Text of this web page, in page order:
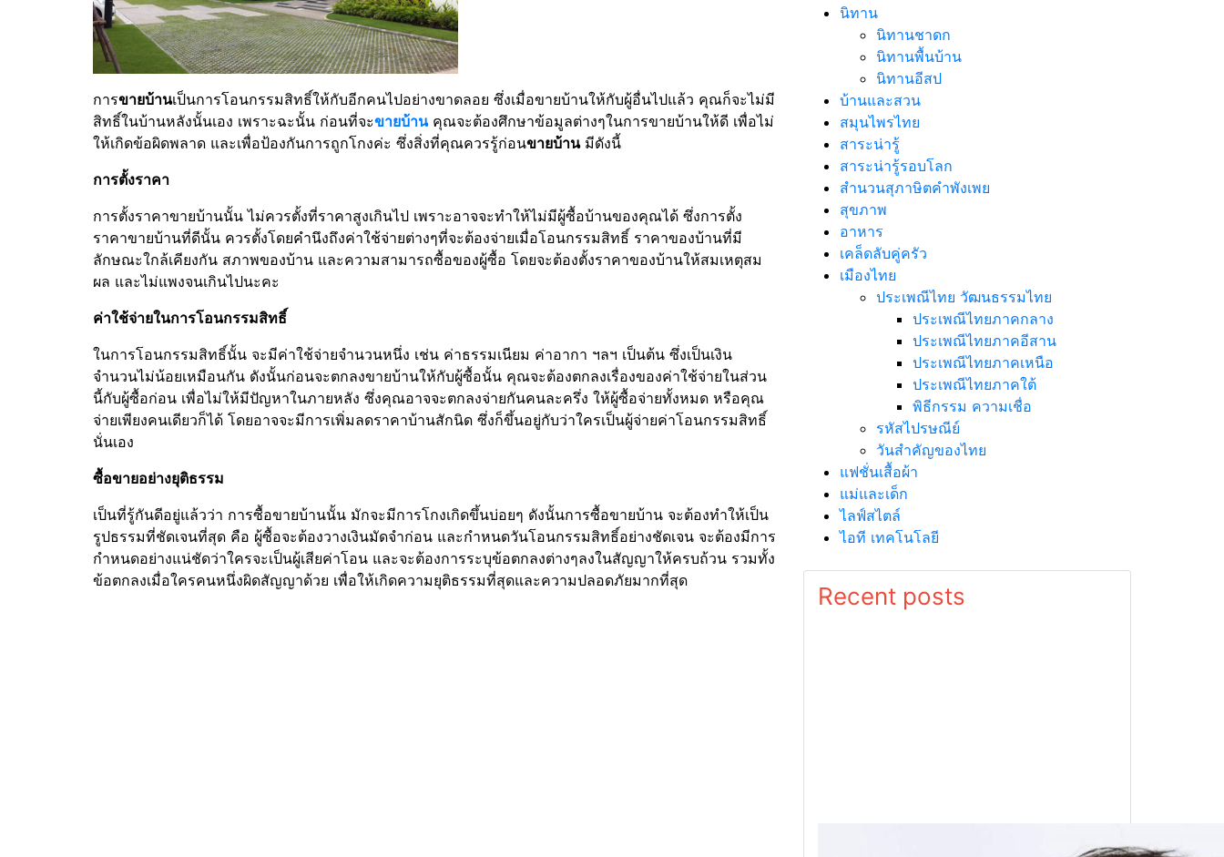
การขายบ้านเป็นการโอนกรรมสิทธิ์ให้กับอีกคนไปอย่างขาดลอย ซึ่งเมื่อขายบ้านให้กับผู้อื่นไปแล้ว คุณก็จะไม่มี
สิทธิ์ในบ้านหลังนั้นเอง เพราะฉะนั้น ก่อนที่จะขายบ้านคุณจะต้องศึกษาข้อมูลต่างๆในการขายบ้านให้ดี เพื่อไม่
ให้เกิดข้อผิดพลาด และเพื่อป้องกันการถูกโกงค่ะ ซึ่งสิ่งที่คุณควรรู้ก่อนขายบ้านมีดังนี้
การตั้งราคา
การตั้งราคาขายบ้านนั้น ไม่ควรตั้งที่ราคาสูงเกินไป เพราะอาจจะทำให้ไม่มีผู้ซื้อบ้านของคุณได้ ซึ่งการตั้ง
ราคาขายบ้านที่ดีนั้น ควรตั้งโดยคำนึงถึงค่าใช้จ่ายต่างๆที่จะต้องจ่ายเมื่อโอนกรรมสิทธิ์ ราคาของบ้านที่มี
ลักษณะใกล้เคียงกัน สภาพของบ้าน และความสามารถซื้อของผู้ซื้อ โดยจะต้องตั้งราคาของบ้านให้สมเหตุสม
ผล และไม่แพงจนเกินไปนะคะ
ค่าใช้จ่ายในการโอนกรรมสิทธิ์
ในการโอนกรรมสิทธิ์นั้น จะมีค่าใช้จ่ายจำนวนหนึ่ง เช่น ค่าธรรมเนียม ค่าอากา ฯลฯ เป็นต้น ซึ่งเป็นเงิน
จำนวนไม่น้อยเหมือนกัน ดังนั้นก่อนจะตกลงขายบ้านให้กับผู้ซื้อนั้น คุณจะต้องตกลงเรื่องของค่าใช้จ่ายในส่วน
นี้กับผู้ซื้อก่อน เพื่อไม่ให้มีปัญหาในภายหลัง ซึ่งคุณอาจจะตกลงจ่ายกันคนละครึ่ง ให้ผู้ซื้อจ่ายทั้งหมด หรือคุณ
จ่ายเพียงคนเดียวก็ได้ โดยอาจจะมีการเพิ่มลดราคาบ้านสักนิด ซึ่งก็ขึ้นอยู่กับว่าใครเป็นผู้จ่ายค่าโอนกรรมสิทธิ์
นั่นเอง
ซื้อขายอย่างยุติธรรม
เป็นที่รู้กันดีอยู่แล้วว่า การซื้อขายบ้านนั้น มักจะมีการโกงเกิดขึ้นบ่อยๆ ดังนั้นการซื้อขายบ้าน จะต้องทำให้เป็น
รูปธรรมที่ชัดเจนที่สุด คือ ผู้ซื้อจะต้องวางเงินมัดจำก่อน และกำหนดวันโอนกรรมสิทธิ์อย่างชัดเจน จะต้องมีการ
กำหนดอย่างแน่ชัดว่าใครจะเป็นผู้เสียค่าโอน และจะต้องการระบุข้อตกลงต่างๆลงในสัญญาให้ครบถ้วน รวมทั้ง
ข้อตกลงเมื่อใครคนหนึ่งผิดสัญญาด้วย เพื่อให้เกิดความยุติธรรมที่สุดและความปลอดภัยมากที่สุด
นิทาน
นิทานชาดก
นิทานพื้นบ้าน
นิทานอีสป
บ้านและสวน
สมุนไพรไทย
สาระน่ารู้
สาระน่ารู้รอบโลก
สำนวนสุภาษิตคำพังเพย
สุขภาพ
อาหาร
เคล็ดลับคู่ครัว
เมืองไทย
ประเพณีไทย วัฒนธรรมไทย
ประเพณีไทยภาคกลาง
ประเพณีไทยภาคอีสาน
ประเพณีไทยภาคเหนือ
ประเพณีไทยภาคใต้
พิธีกรรม ความเชื่อ
รหัสไปรษณีย์
วันสำคัญของไทย
แฟชั่นเสื้อผ้า
แม่และเด็ก
ไลฟ์สไตล์
ไอที เทคโนโลยี
Recent posts